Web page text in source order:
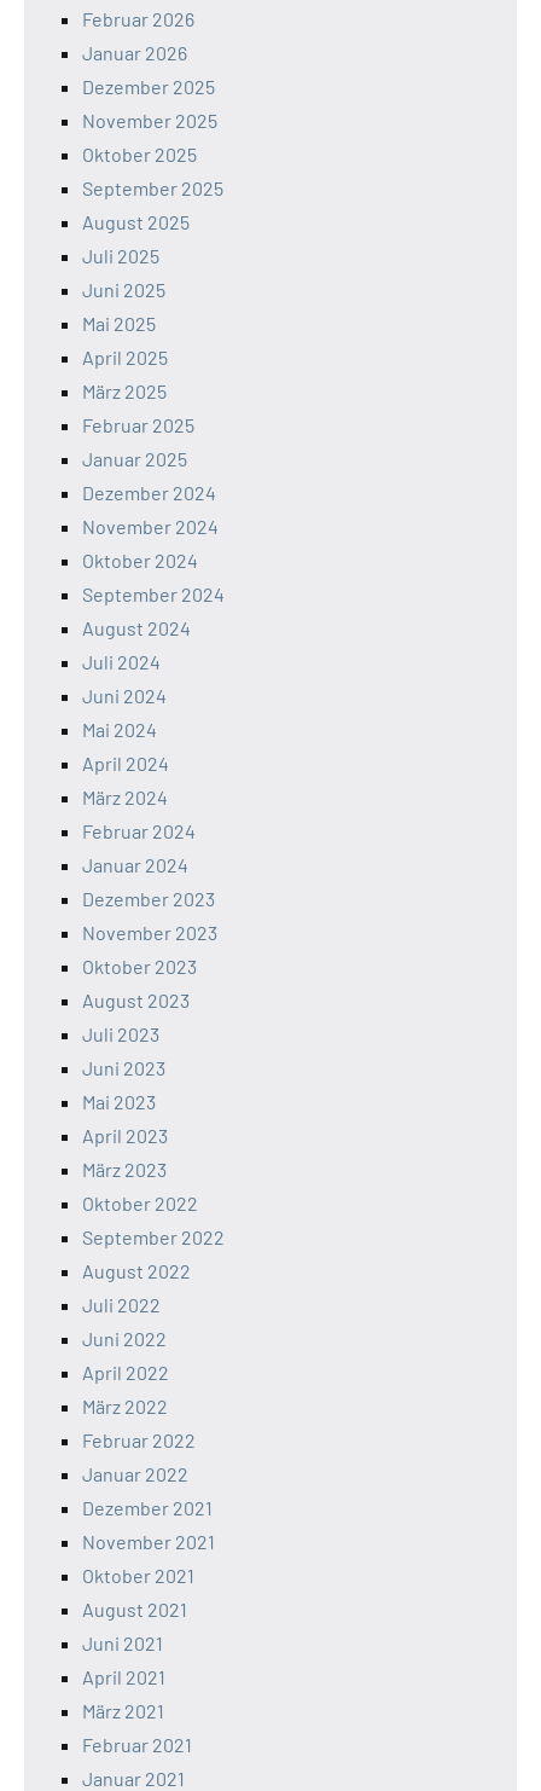
Februar 2026
Januar 2026
Dezember 2025
November 2025
Oktober 2025
September 2025
August 2025
Juli 2025
Juni 2025
Mai 2025
April 2025
März 2025
Februar 2025
Januar 2025
Dezember 2024
November 2024
Oktober 2024
September 2024
August 2024
Juli 2024
Juni 2024
Mai 2024
April 2024
März 2024
Februar 2024
Januar 2024
Dezember 2023
November 2023
Oktober 2023
August 2023
Juli 2023
Juni 2023
Mai 2023
April 2023
März 2023
Oktober 2022
September 2022
August 2022
Juli 2022
Juni 2022
April 2022
März 2022
Februar 2022
Januar 2022
Dezember 2021
November 2021
Oktober 2021
August 2021
Juni 2021
April 2021
März 2021
Februar 2021
Januar 2021